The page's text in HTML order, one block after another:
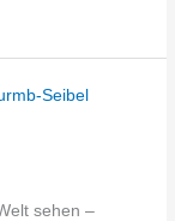
sehen –